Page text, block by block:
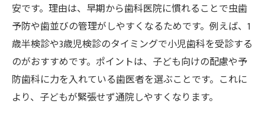
柏市の歯医者で知る小児向けサービスの違
い
一般歯医者と小児歯科の選び方のコツ
子どもの成長に合わせた歯医者の選択法
小児歯科でNGワードを避ける重要性
安です。理由は、早期から歯科医院に慣れることで虫歯
予防や歯並びの管理がしやすくなるためです。例えば、1
歳半検診や3歳児検診のタイミングで小児歯科を受診する
のがおすすめです。ポイントは、子ども向けの配慮や予
防歯科に力を入れている歯医者を選ぶことです。これに
より、子どもが緊張せず通院しやすくなります。